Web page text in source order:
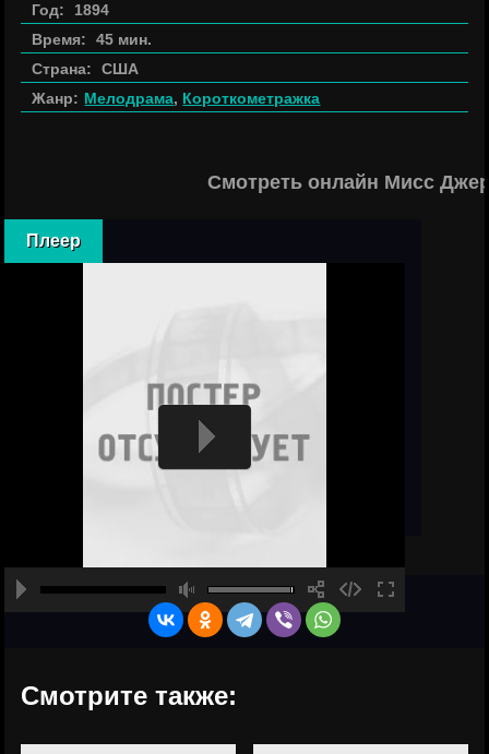
Год:
1894
Время:
45 мин.
Страна:
США
Жанр: Мелодрама, Короткометражка
Смотреть онлайн Мисс
Плеер
Смотрите также: